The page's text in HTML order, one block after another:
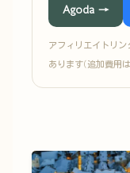
Agoda →
アフィリエイトリ
あります(追加費用